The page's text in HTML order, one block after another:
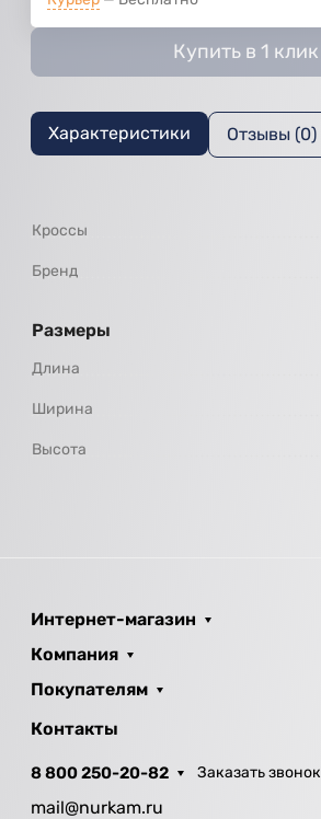
Купить в 1 клик
Характеристики Отзывы (0)
Кроссы
Бренд
Размеры
Длина
Ширина
Высота
Интернет-магазин
Компания
Покупателям
Контакты
8 800 250-20-82 Заказать звонок
mail@nurkam.ru